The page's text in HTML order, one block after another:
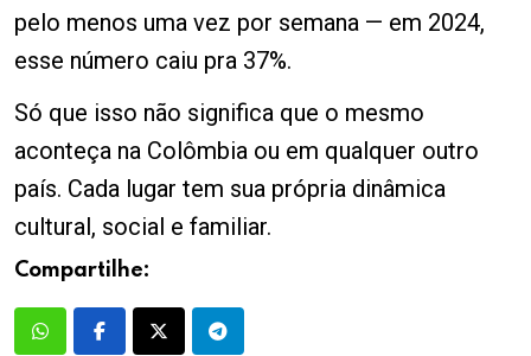
pelo menos uma vez por semana — em 2024,
esse número caiu pra 37%.
Só que isso não significa que o mesmo
aconteça na Colômbia ou em qualquer outro
país. Cada lugar tem sua própria dinâmica
cultural, social e familiar.
Compartilhe: